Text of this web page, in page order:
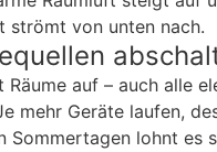
strömt von unten nach.
auf – auch alle
mehr Geräte laufen,
Sommertagen lohnt es